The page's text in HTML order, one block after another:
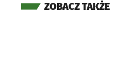
ZOBACZ TAKŻE